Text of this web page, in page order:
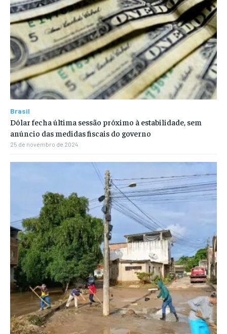
Brasil
Dólar fecha última sessão próximo à estabilidade, sem
anúncio das medidas fiscais do governo
25 de novembro de 2024